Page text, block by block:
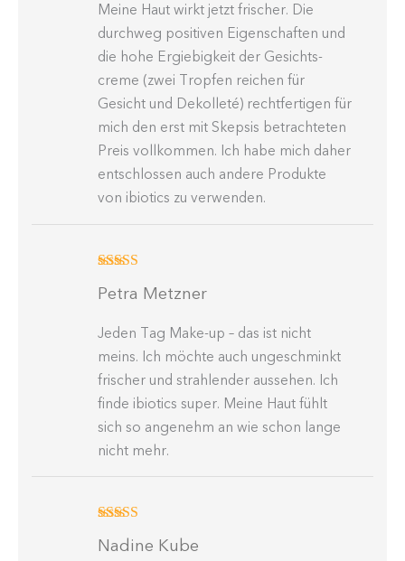
Meine Haut wirkt jetzt frischer. Die
durchweg positiven Eigen­schaften und
die hohe Ergie­bigkeit der Gesichts­
creme (zwei Tropfen reichen für
Gesicht und Dekolleté) recht­fer­tigen für
mich den erst mit Skepsis betrach­teten
Preis vollkommen. Ich habe mich daher
entschlossen auch andere Produkte
von ibiotics zu verwenden.
5von 5
Petra Metzner
Jeden Tag Make-up – das ist nicht
meins. Ich möchte auch ungeschminkt
frischer und strah­lender aussehen. Ich
finde ibiotics super. Meine Haut fühlt
sich so angenehm an wie schon lange
nicht mehr.
mit4von
Nadine Kube